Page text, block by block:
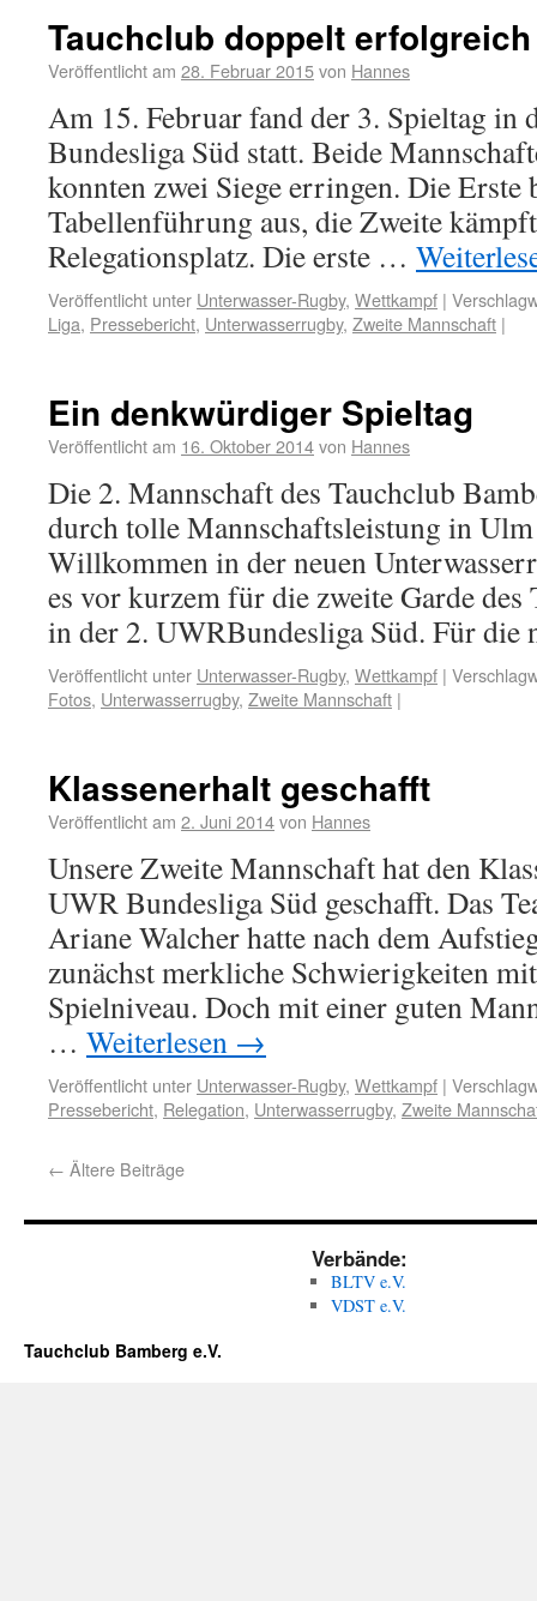
Tauchclub doppelt erfolgreich
Veröffentlicht am 28. Februar 2015von Hannes
Am 15. Februar fand der 3. Spieltag in
Bundesliga Süd statt. Beide
konnten zwei Siege erringen. Die Erste
Tabellenführung aus, die Zweite
Relegationsplatz. Die erste …
Veröffentlicht unter Unterwasser-Rugby, Wettkampf |
Liga, Pressebericht, Unterwasserrugby, Zweite Mannschaft |
Ein denkwürdiger Spieltag
Veröffentlicht am 16. Oktober 2014von Hannes
Die 2. Mannschaft des Tauchclub
durch tolle Mannschaftsleistung in
Willkommen in der neuen
es vor kurzem für die zweite Garde des
in der 2. UWRBundesliga Süd. Für
Veröffentlicht unter Unterwasser-Rugby, Wettkampf |
Fotos, Unterwasserrugby, Zweite Mannschaft |
Klassenerhalt geschafft
Veröffentlicht am 2. Juni 2014von Hannes
Unsere Zweite Mannschaft hat den
UWR Bundesliga Süd geschafft. Das
Ariane Walcher hatte nach dem
zunächst merkliche Schwierigkeiten
Spielniveau. Doch mit einer guten
… Weiterlesen →
Veröffentlicht unter Unterwasser-Rugby, Wettkampf |
Pressebericht, Relegation, Unterwasserrugby, Zweite
← Ältere Beiträge
Verbände:
BLTV e.V.
VDST e.V.
Tauchclub Bamberg e.V.